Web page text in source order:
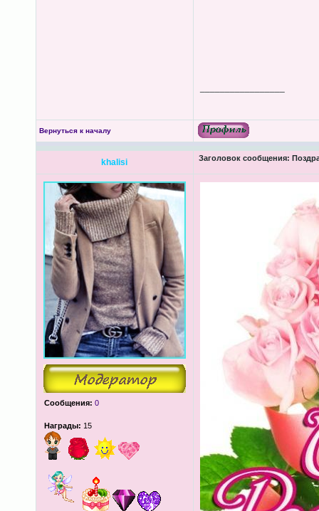
Вернуться к началу
khalisi Заголовок сообщения:
Сообщения: 0
Награды: 15